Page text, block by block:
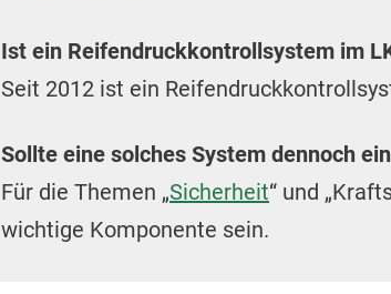
Ist ein Reifendruckkontrollsystem im
Seit 2012 ist ein
Sollte eine solches System dennoch
Für die Themen „Sicherheit“ und
wichtige Komponente sein.